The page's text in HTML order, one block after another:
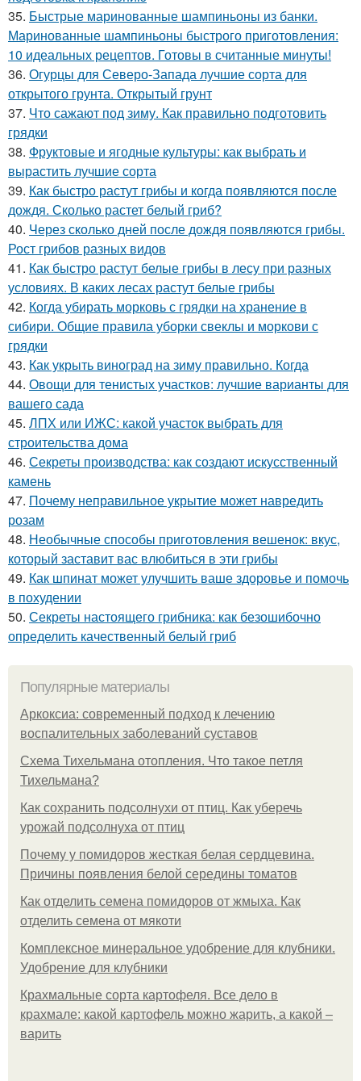
35. Быстрые маринованные шампиньоны из банки.
Маринованные шампиньоны быстрого приготовления:
10 идеальных рецептов. Готовы в считанные минуты!
36. Огурцы для Северо-Запада лучшие сорта для
открытого грунта. Открытый грунт
37. Что сажают под зиму. Как правильно подготовить
грядки
38. Фруктовые и ягодные культуры: как выбрать и
вырастить лучшие сорта
39. Как быстро растут грибы и когда появляются после
дождя. Сколько растет белый гриб?
40. Через сколько дней после дождя появляются грибы.
Рост грибов разных видов
41. Как быстро растут белые грибы в лесу при разных
условиях. В каких лесах растут белые грибы
42. Когда убирать морковь с грядки на хранение в
сибири. Общие правила уборки свеклы и моркови с
грядки
43. Как укрыть виноград на зиму правильно. Когда
44. Овощи для тенистых участков: лучшие варианты для
вашего сада
45. ЛПХ или ИЖС: какой участок выбрать для
строительства дома
46. Секреты производства: как создают искусственный
камень
47. Почему неправильное укрытие может навредить
розам
48. Необычные способы приготовления вешенок: вкус,
который заставит вас влюбиться в эти грибы
49. Как шпинат может улучшить ваше здоровье и помочь
в похудении
50. Секреты настоящего грибника: как безошибочно
определить качественный белый гриб
Популярные материалы
Аркоксиа: современный подход к лечению
воспалительных заболеваний суставов
Схема Тихельмана отопления. Что такое петля
Тихельмана?
Как сохранить подсолнухи от птиц. Как уберечь
урожай подсолнуха от птиц
Почему у помидоров жесткая белая сердцевина.
Причины появления белой середины томатов
Как отделить семена помидоров от жмыха. Как
отделить семена от мякоти
Комплексное минеральное удобрение для клубники.
Удобрение для клубники
Крахмальные сорта картофеля. Все дело в
крахмале: какой картофель можно жарить, а какой –
варить